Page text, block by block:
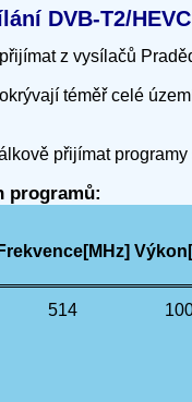
DVB-T2/HEVC
z vysílačů
téměř celé
přijímat
programů:
Frekvence[MHz]
514